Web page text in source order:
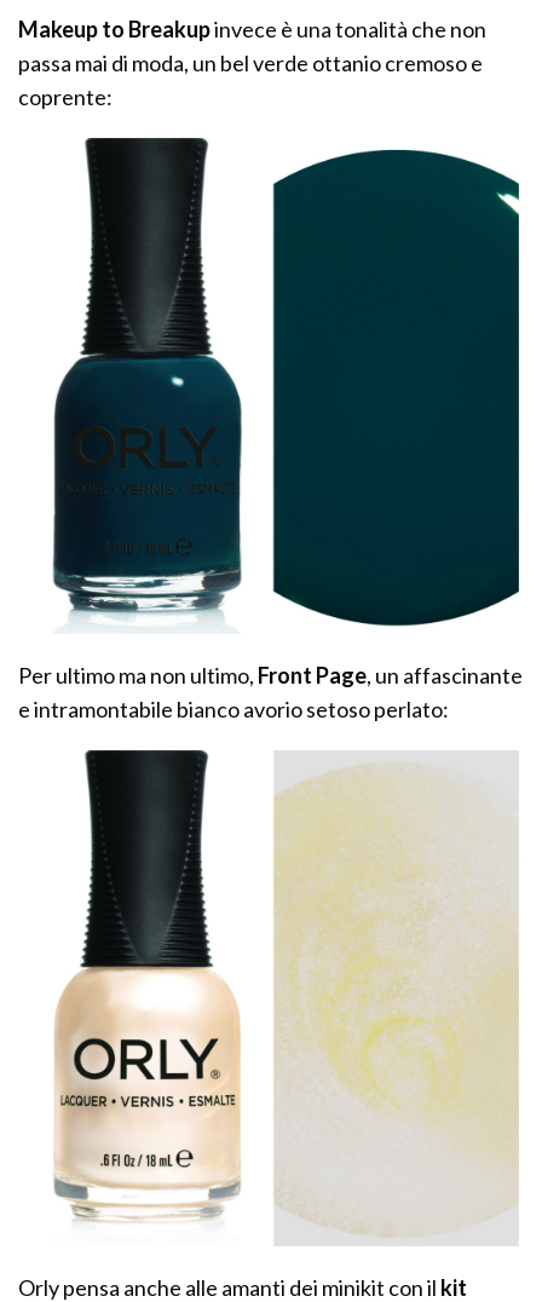
Makeup to Breakupinvece è una tonalità che non
passa mai di moda, un bel verde ottanio cremoso e
coprente:
Per ultimo ma non ultimo, Front Page, un affascinante
e intramontabile bianco avorio setoso perlato:
Orly pensa anche alle amanti dei minikit con il kit